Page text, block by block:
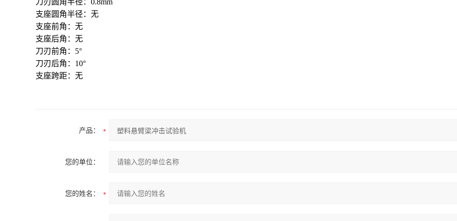
刀刃圆角半径：0.8mm
支座圆角半径：无
支座前角：无
支座后角：无
刀刃前角：5°
刀刃后角：10°
支座跨距：无
产品：
您的单位：
您的姓名：